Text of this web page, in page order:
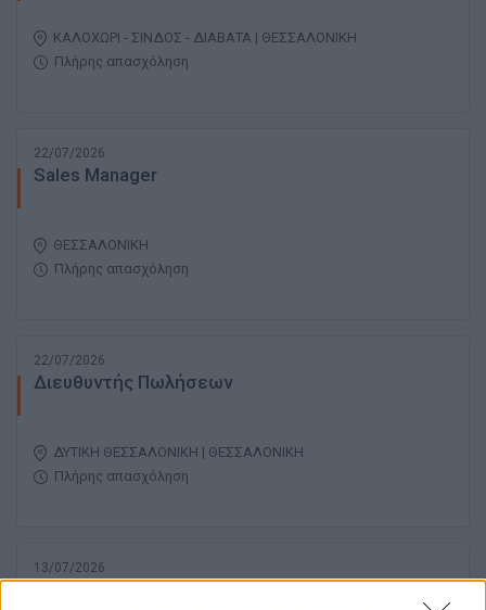
ΚΑΛΟΧΩΡΙ - ΣΙΝΔΟΣ - ΔΙΑΒΑΤΑ | ΘΕΣΣΑΛΟΝΙΚΗ
Πλήρης απασχόληση
22/07/2026
Sales Manager
ΘΕΣΣΑΛΟΝΙΚΗ
Πλήρης απασχόληση
22/07/2026
Διευθυντής Πωλήσεων
ΔΥΤΙΚΗ ΘΕΣΣΑΛΟΝΙΚΗ | ΘΕΣΣΑΛΟΝΙΚΗ
Πλήρης απασχόληση
13/07/2026